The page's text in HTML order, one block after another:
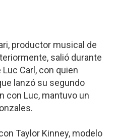
productor musical de
salió durante
Carl, con quien
lanzó su segundo
con Luc, mantuvo un
Taylor Kinney, modelo